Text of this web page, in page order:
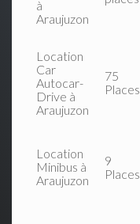
à
Araujuzon
Location
Car
Autocar-
Drive à
Araujuzon
75
Places
Location
Minibus à
Araujuzon
9
Places